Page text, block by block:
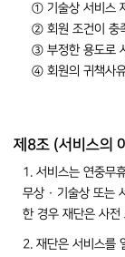
① 기술상 서비스
② 회원 조건이 충
③ 부정한 용도로
④ 회원의 귀책사
제8조 (서비스의
1. 서비스는 연중무
무상 · 기술상 또는
한 경우 재단은 사전
2. 재단은 서비스를